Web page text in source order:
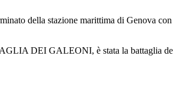
della stazione marittima di Genova
DEI GALEONI, è stata la battaglia